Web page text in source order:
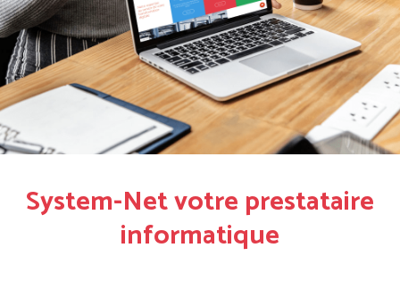
System-Net votre prestataire
informatique